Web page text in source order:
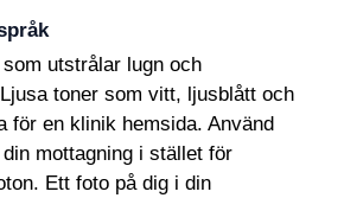
utstrålar lugn och
toner som vitt, ljusblått och
för en klinik hemsida. Använd
mottagning i stället för
Ett foto på dig i din